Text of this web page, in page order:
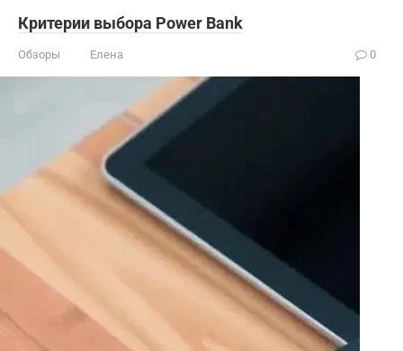
Критерии выбора Power Bank
Обзоры Елена 0